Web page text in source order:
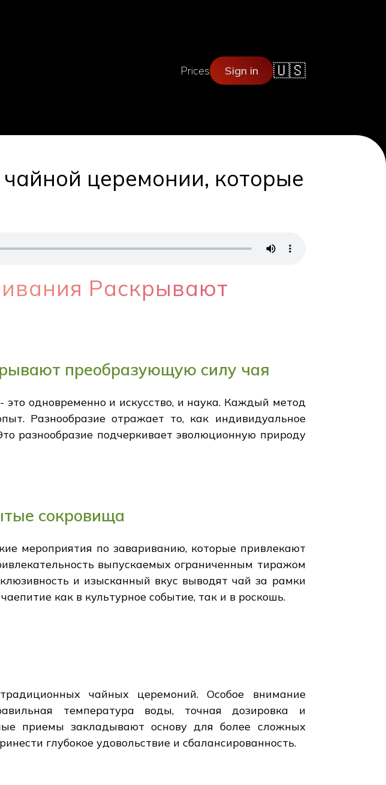
Prices Sign in 🇺🇸
церемонии, которые
Раскрывают
преобразующую силу чая
одновременно и искусство, и наука. Каждый метод
Разнообразие отражает то, как индивидуальное
разнообразие подчеркивает эволюционную природу
сокровища
мероприятия по завариванию, которые привлекают
выпускаемых ограниченным тиражом
и изысканный вкус выводят чай за рамки
как в культурное событие, так и в роскошь.
чайных церемоний. Особое внимание
температура воды, точная дозировка и
приемы закладывают основу для более сложных
глубокое удовольствие и сбалансированность.